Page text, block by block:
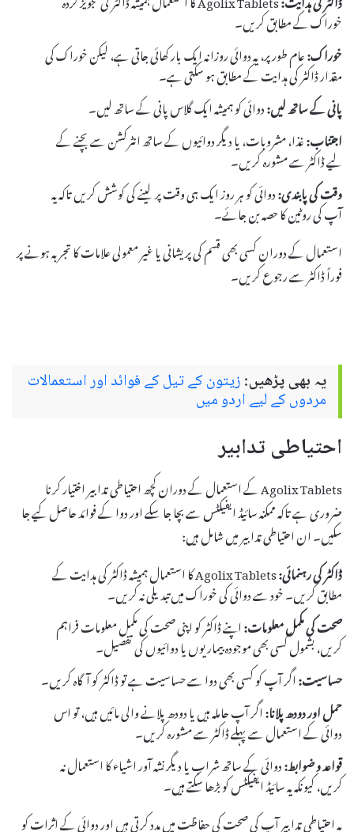
خوراک کے مطابق کریں۔
خوراک:عام طور پر، یہ دوائی روزانہ ایک بار کھائی جاتی ہے، لیکن خوراک کی
مقدار ڈاکٹر کی ہدایت کے مطابق ہو سکتی ہے۔
پانی کے ساتھ لیں:دوائی کو ہمیشہ ایک گلاس پانی کے ساتھ لیں۔
اجتناب:غذا، مشروبات، یا دیگر دوائیوں کے ساتھ انٹرکشن سے بچنے کے
لیے ڈاکٹر سے مشورہ کریں۔
وقت کی پابندی:دوائی کو ہر روز ایک ہی وقت پر لینے کی کوشش کریں تاکہ یہ
آپ کی روٹین کا حصہ بن جائے۔
استعمال کے دوران کسی بھی قسم کی پریشانی یا غیر معمولی علامات کا تجربہ ہونے پر
فوراً ڈاکٹر سے رجوع کریں۔
یہ بھی پڑھیں:زیتون کے تیل کے فوائد اور استعمالات
مردوں کے لیے اردو میں
احتیاطی تدابیر
Agolix Tablets کے استعمال کے دوران کچھ احتیاطی تدابیر اختیار کرنا
ضروری ہے تاکہ ممکنہ سائیڈ ایفیکٹس سے بچا جا سکے اور دوا کے فوائد حاصل کیے جا
سکیں۔ ان احتیاطی تدابیر میں شامل ہیں:
ڈاکٹر کی رہنمائی:
Agolix Tablets کا استعمال ہمیشہ ڈاکٹر کی ہدایت کے
مطابق کریں۔ خود سے دوائی کی خوراک میں تبدیلی نہ کریں۔
صحت کی مکمل معلومات:اپنے ڈاکٹر کو اپنی صحت کی مکمل معلومات فراہم
کریں، بشمول کسی بھی موجودہ بیماریوں یا دوائیوں کی تفصیل۔
حساسیت:اگر آپ کو کسی بھی دوا سے حساسیت ہے تو ڈاکٹر کو آگاہ کریں۔
حمل اور دودھ پلانا:اگر آپ حاملہ ہیں یا دودھ پلانے والی مائیں ہیں، تو اس
دوائی کے استعمال سے پہلے ڈاکٹر سے مشورہ کریں۔
قواعد و ضوابط:دوائی کے ساتھ شراب یا دیگر نشہ آور اشیاء کا استعمال نہ
کریں، کیونکہ یہ سائیڈ ایفیکٹس کو بڑھا سکتے ہیں۔
یہ احتیاطی تدابیر آپ کی صحت کی حفاظت میں مدد کرتی ہیں اور دوائی کے اثرات کو